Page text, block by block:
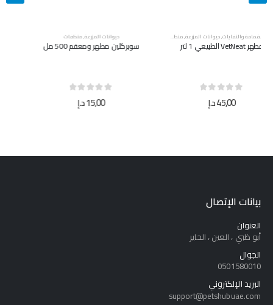
حيوانات المزرعة,منظفات
سوبركلين مطهر ومعقم 500 مل
0
15,00
حيوانات المزرعة,
سوبركلين مطهر ومعقم 5 لتر
40,00
بيانات الإتصال
العنوان
أبو ظبي ، العين ، الحاير
الجوال
0501580010
البريد الإلكتروني
support@petshubuae.com